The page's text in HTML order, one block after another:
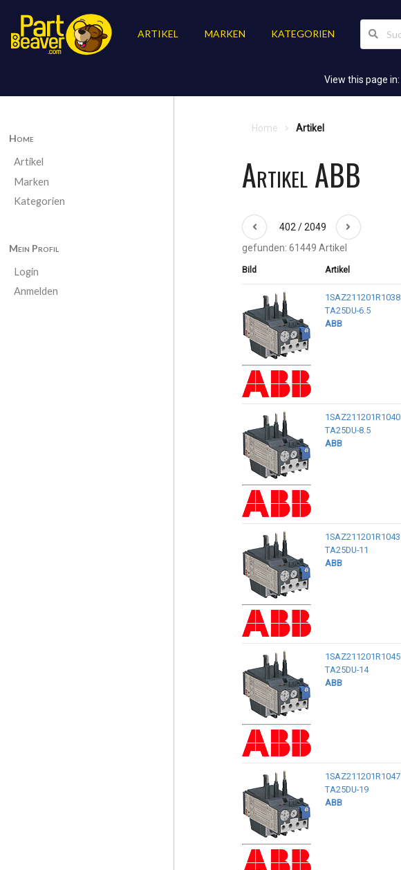
ARTIKEL MARKEN KATEGORIEN
View this page in:
Home
Artikel
Marken
Kategorien
Mein Profil
Login
Anmelden
Home Artikel
Artikel ABB
402 / 2049
gefunden: 61449 Artikel
Bild Artikel
1SAZ211201R1038
TA25DU-6.5
ABB
1SAZ211201R1040
TA25DU-8.5
ABB
1SAZ211201R1043
TA25DU-11
ABB
1SAZ211201R1045
TA25DU-14
ABB
1SAZ211201R1047
TA25DU-19
ABB